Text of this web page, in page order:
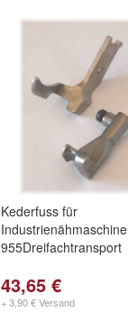
Kederfuss für
Industrienähmaschine
955Dreifachtransport
43,65 €
+ 3,90 € Versand